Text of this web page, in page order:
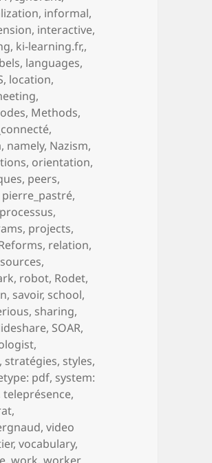
, informal,
, interactive,
, ki-learning.fr,,
, languages,
, location,
,
, Methods,
,
, namely, Nazism,
, orientation,
, peers,
pierre_pastré,
processus,
, projects,
, relation,
,
, robot, Rodet,
, savoir, school,
, sharing,
, SOAR,
,
, stratégies, styles,
pdf, system:
teleprésence,
,
,video
,vocabulary,